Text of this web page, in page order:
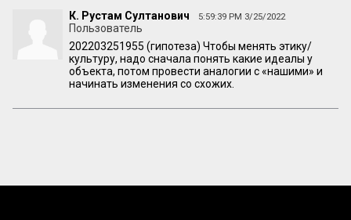
К. Рустам Султанович 5:59:39 PM 3/25/2022
Пользователь
202203251955 (гипотеза) Чтобы менять этику/
культуру, надо сначала понять какие идеалы у
объекта, потом провести аналогии с «нашими» и
начинать изменения со схожих.